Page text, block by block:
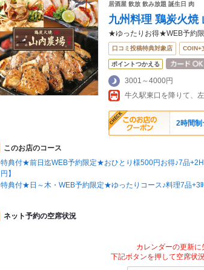
居酒屋 飲放 飲み放題 誕生日 肉
九州料理 鶏炭火
★ゆったりお得★WEB予約
口コミ投稿特典対象店 COIN+
ポイントつかえる
3001～4000円
牛久駅東口を降りて、
2時間制
このお店のコース
特典付★前日迄WEB予約限定★おひとり様500円お得♪7品
円】
特典付★日～木・WEB予約限定★ゆったりコース♪料理7品+3
ネット予約の空席状況
カレンダーの更新に
下記ボタンを押して空席状